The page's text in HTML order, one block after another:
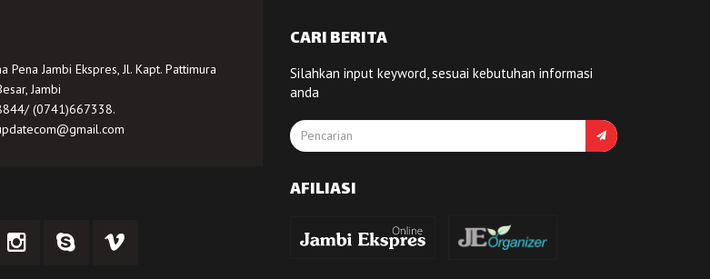
Pena Jambi Ekspres, Jl. Kapt. Pattimura
Jambi
(0741)667338.
CARI BERITA
Silahkan input keyword, sesuai kebutuhan informasi
anda
AFILIASI